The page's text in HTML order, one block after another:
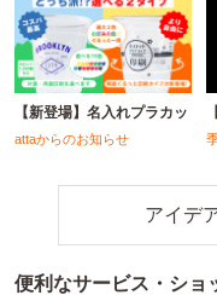
【新登場】名入れプラカッ
attaからのお知らせ
アイデ
便利なサービス・ショ